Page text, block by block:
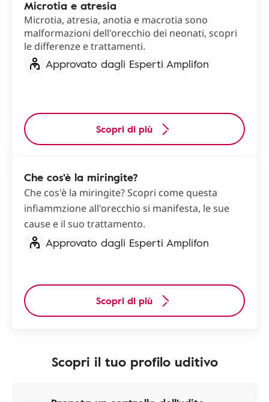
Microtia e atresia
Microtia, atresia, anotia e macrotia sono
malformazioni dell'orecchio dei neonati, scopri
le differenze e trattamenti.
Approvato dagli Esperti Amplifon
Scopri di più
Che cos'è la miringite?
Che cos'è la miringite? Scopri come questa
infiammzione all'orecchio si manifesta, le sue
cause e il suo trattamento.
Approvato dagli Esperti Amplifon
Scopri di più
Scopri il tuo profilo uditivo